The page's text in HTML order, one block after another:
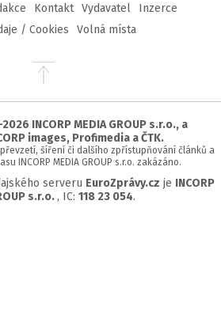
Kontakt Vydavatel
Inzerce
/ Cookies
Volná místa
Přejít
stránky
INCORP MEDIA GROUP s.r.o., a
images, Profimedia a ČTK.
převzetí, šíření či dalšího zpřístupňování článků a
INCORP MEDIA GROUP s.r.o. zakázáno.
serveru EuroZprávy.cz je INCORP
s.r.o. , IC: 118 23 054.